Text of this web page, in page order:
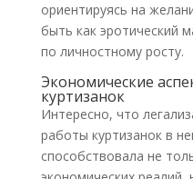
ориентируясь на
быть как эротический
по личностному росту.
Экономические
куртизанок
Интересно, что
работы куртизанок в
способствовала не